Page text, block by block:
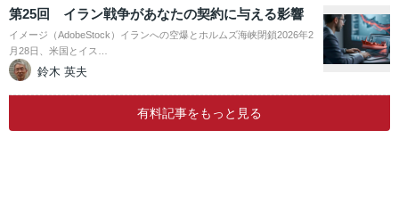
第25回 イラン戦争があなたの契約に与える影響
イメージ（AdobeStock）イランへの空爆とホルムズ海峡閉鎖2026年2
月28日、米国とイス…
鈴木 英夫
有料記事をもっと見る